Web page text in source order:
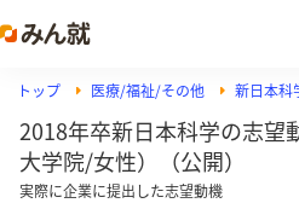
トップ 医療/福祉/その他 新日本科
2018年卒新日本科学の志望
大学院/女性）（公開）
実際に企業に提出した志望動機